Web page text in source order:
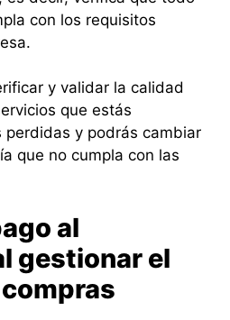
con los requisitos
y validar la calidad
que estás
perdidas y podrás cambiar
que no cumpla con las
al
gestionar el